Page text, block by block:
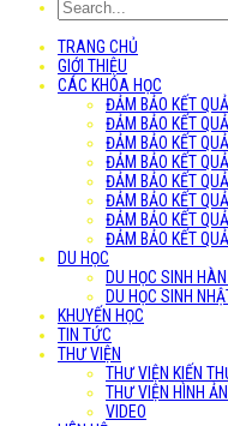
TRANG CHỦ
GIỚI THIỆU
CÁC KHÓA HỌC
ĐẢM BẢO KẾT
ĐẢM BẢO KẾT
ĐẢM BẢO KẾT
ĐẢM BẢO KẾT
ĐẢM BẢO KẾT
ĐẢM BẢO KẾT
ĐẢM BẢO KẾT
ĐẢM BẢO KẾT
DU HỌC
DU HỌC SINH
DU HỌC SINH
KHUYẾN HỌC
TIN TỨC
THƯ VIỆN
THƯ VIỆN KIẾN
THƯ VIỆN HÌNH
VIDEO